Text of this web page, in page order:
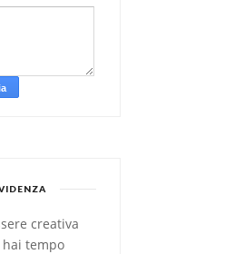
creativa
tempo